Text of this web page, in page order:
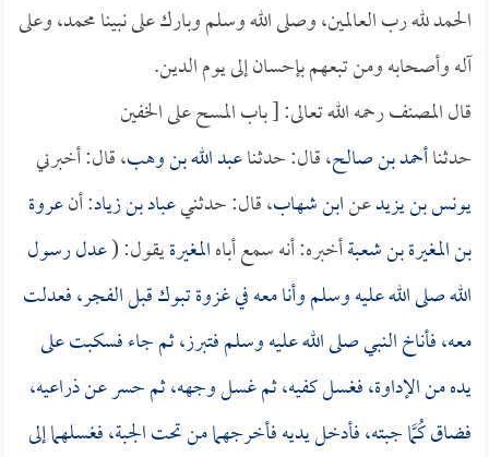
الحمد لله رب العالمين، وصلى الله وسلم وبارك على نبينا محمد، وعلى
آله وأصحابه ومن تبعهم بإحسان إلى يوم الدين.
قال المصنف رحمه الله تعالى: [ باب المسح على الخفين
حدثناأحمد بن صالح، قال: حدثناعبد الله بن وهب، قال: أخبرني
يونس بن يزيدعنابن شهاب، قال: حدثنيعباد بن زياد: أنعروة
بن المغيرة بن شعبةأخبره: أنه سمع أباهالمغيرةيقول: (عدل رسول
الله صلى الله عليه وسلم وأنا معه في غزوة تبوك قبل الفجر، فعدلت
معه، فأناخ النبي صلى الله عليه وسلم فتبرز، ثم جاء فسكبت على
يده من الإداوة، فغسل كفيه، ثم غسل وجهه، ثم حسر عن ذراعيه،
فضاق كُمَّا جبته، فأدخل يديه فأخرجهما من تحت الجبة، فغسلهما إلى